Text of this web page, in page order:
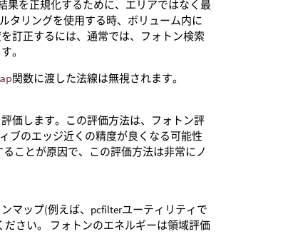
果を正規化するために、エリアではなく最
タリングを使用する時、ボリューム内に
訂正するには、通常では、フォトン検索
。
関数に渡した法線は無視されます。
価します。この評価方法は、フォトン評
ブのエッジ近くの精度が良くなる可能性
ことが原因で、この評価方法は非常にノ
マップ(例えば、pcfilterユーティリティで
さい。 フォトンのエネルギーは領域評価